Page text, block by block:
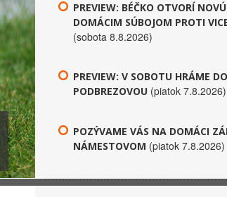
PREVIEW: BÉČKO OTVORÍ
DOMÁCIM SÚBOJOM PROTI
(sobota 8.8.2026)
PREVIEW: V SOBOTU HRÁME
PODBREZOVOU (piatok 7.8.2026)
POZÝVAME VÁS NA DOMÁCI
NÁMESTOVOM (piatok 7.8.2026)